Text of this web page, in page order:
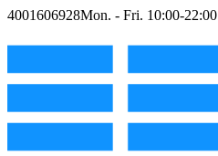
4001606928Mon. - Fri. 10:00-22:00